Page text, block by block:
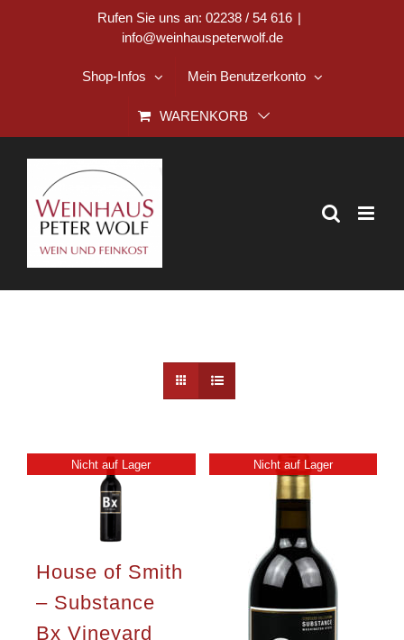
Rufen Sie uns an: 02238 / 54 616 |
info@weinhauspeterwolf.de
Shop-Infos Mein Benutzerkonto
WARENKORB
Nicht auf Lager
House of Smith
– Substance
Bx Vineyard
Nicht auf Lager